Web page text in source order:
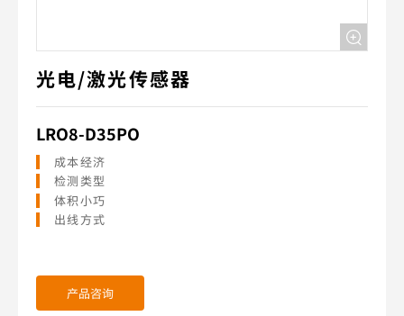
光电/激光传感器
LRO8-D35PO
成本经济
检测类型
体积小巧
出线方式
产品咨询